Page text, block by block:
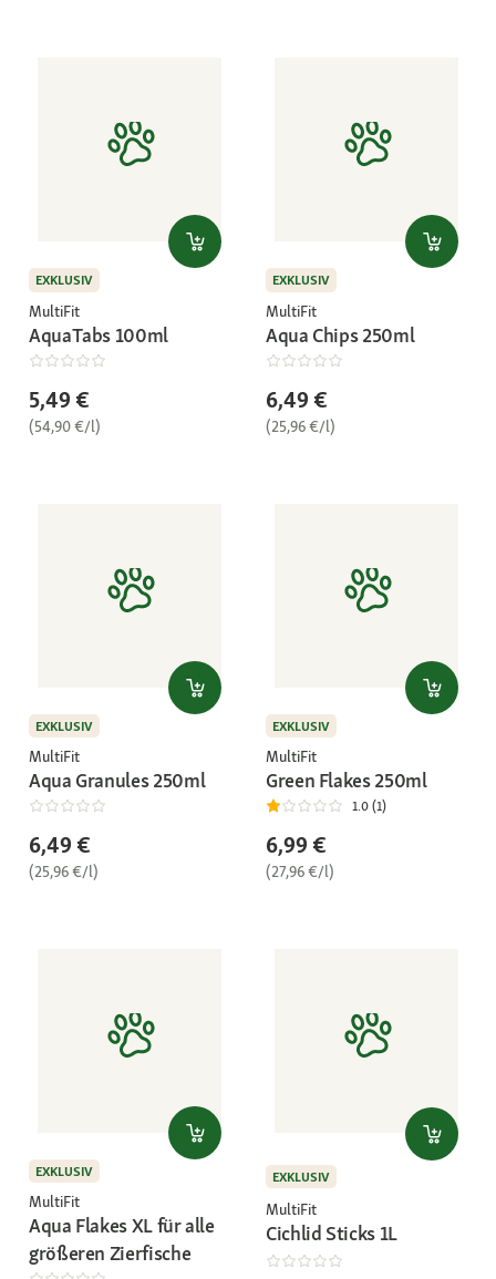
EXKLUSIV
MultiFit
AquaTabs 100ml
5,49 €
(54,90 €/l)
EXKLUSIV
MultiFit
Aqua Chips 250ml
6,49 €
(25,96 €/l)
EXKLUSIV
MultiFit
Aqua Granules 250ml
6,49 €
(25,96 €/l)
EXKLUSIV
MultiFit
Green Flakes 250ml
1.0 (1)
6,99 €
(27,96 €/l)
EXKLUSIV
MultiFit
Aqua Flakes XL für alle
größeren Zierfische
EXKLUSIV
MultiFit
Cichlid Sticks 1L